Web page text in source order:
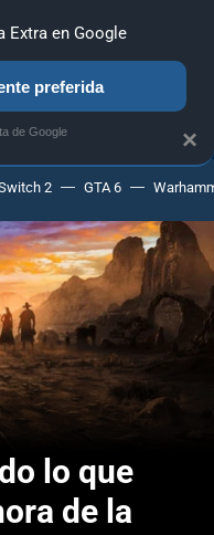
PC SONY NINTENDO
2 GTA 6
lo que
de la
×
Extra en Google
preferida
de Google